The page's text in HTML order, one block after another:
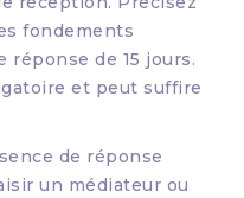
fondements
réponse de 15 jours.
et peut suffire
de réponse
un médiateur ou